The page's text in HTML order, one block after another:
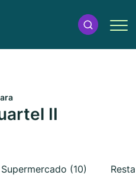
II
Supermercado (10)